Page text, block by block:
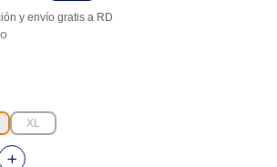
y envío gratis a RD
XL